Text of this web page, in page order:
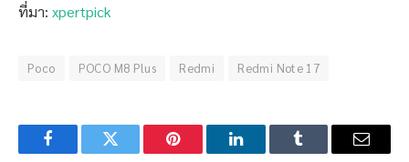
ที่มา: xpertpick
Poco POCO M8 Plus Redmi Redmi Note 17
FacebookTwitter Pinterest LinkedInTumblr Email